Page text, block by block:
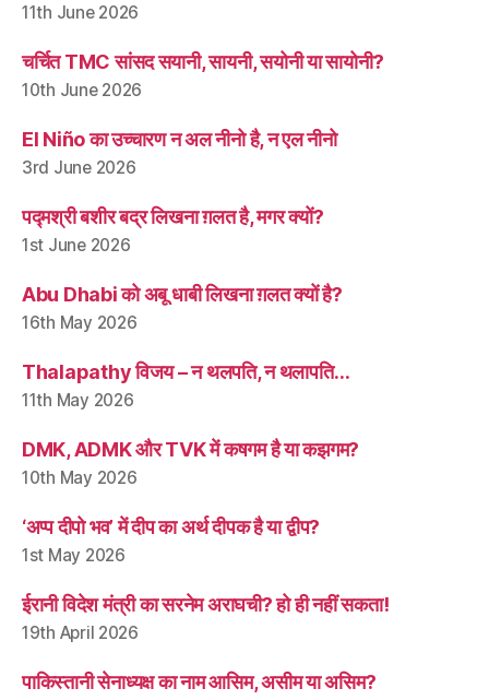
11th June 2026
चर्चित TMC सांसद सयानी, सायनी, सयोनी या सायोनी?
10th June 2026
El Niño का उच्चारण न अल नीनो है, न एल नीनो
3rd June 2026
पद्मश्री बशीर बद्र लिखना ग़लत है, मगर क्यों?
1st June 2026
Abu Dhabi को अबू धाबी लिखना ग़लत क्यों है?
16th May 2026
Thalapathy विजय – न थलपति, न थलापति…
11th May 2026
DMK, ADMK और TVK में कषगम है या कझगम?
10th May 2026
‘अप्प दीपो भव’ में दीप का अर्थ दीपक है या द्वीप?
1st May 2026
ईरानी विदेश मंत्री का सरनेम अराघची? हो ही नहीं सकता!
19th April 2026
पाकिस्तानी सेनाध्यक्ष का नाम आसिम, असीम या असिम?